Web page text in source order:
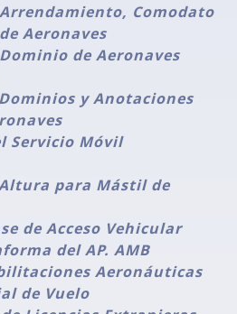
Comodato
Aeronaves
de Aeronaves
y Anotaciones
Servicio Móvil
para Mástil de
de Acceso Vehicular
del AP. AMB
Aeronáuticas
de Vuelo